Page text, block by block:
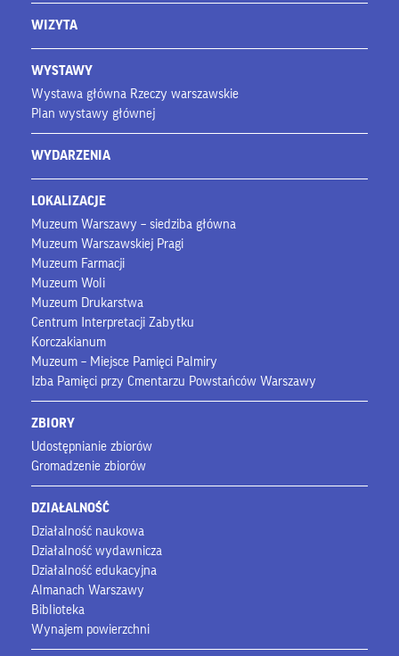
WIZYTA
WYSTAWY
Wystawa główna Rzeczy warszawskie
Plan wystawy głównej
WYDARZENIA
LOKALIZACJE
Muzeum Warszawy – siedziba główna
Muzeum Warszawskiej Pragi
Muzeum Farmacji
Muzeum Woli
Muzeum Drukarstwa
Centrum Interpretacji Zabytku
Korczakianum
Muzeum – Miejsce Pamięci Palmiry
Izba Pamięci przy Cmentarzu Powstańców Warszawy
ZBIORY
Udostępnianie zbiorów
Gromadzenie zbiorów
DZIAŁALNOŚĆ
Działalność naukowa
Działalność wydawnicza
Działalność edukacyjna
Almanach Warszawy
Biblioteka
Wynajem powierzchni